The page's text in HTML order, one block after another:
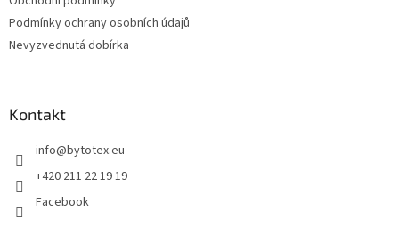
Podmínky ochrany osobních údajů
Nevyzvednutá dobírka
Kontakt
info@bytotex.eu
+420 211 22 19 19
Facebook